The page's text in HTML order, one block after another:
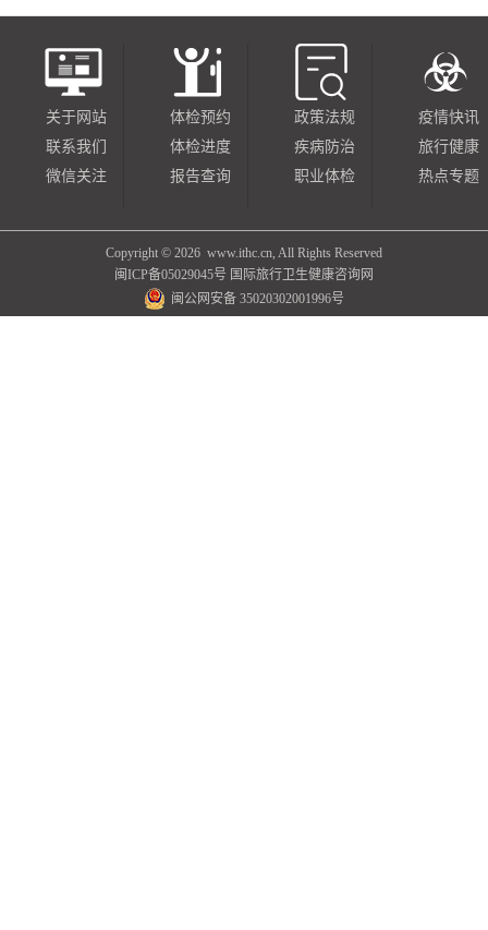
关于网站
联系我们
微信关注
体检预约
体检进度
报告查询
政策法规
疾病防治
职业体检
疫情快讯
旅行健康
热点专题
Copyright © 2026 www.ithc.cn, All Rights Reserved
闽ICP备05029045号 国际旅行卫生健康咨询网
闽公网安备 35020302001996号